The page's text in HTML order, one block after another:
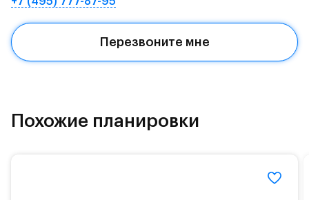
Красногорское и Рублево-Успенское шоссе.
Поблизости расположено новое наземное метро
МЦД «Одинцово».
Территория леса доступна для пеших и
Перезвоните мне
Похожие планировки